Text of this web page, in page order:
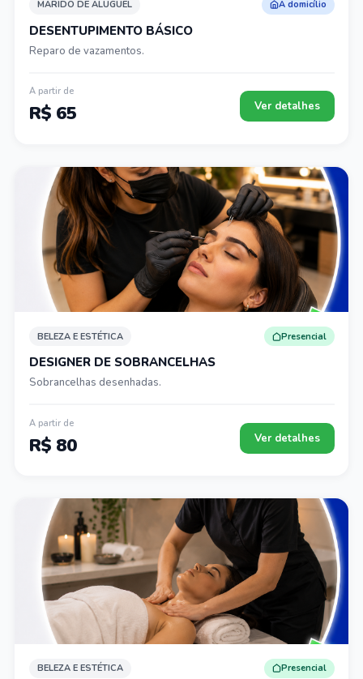
MARIDO DE ALUGUEL A domicílio
DESENTUPIMENTO BÁSICO
Reparo de vazamentos.
A partir de
R$ 65 Ver detalhes
BELEZA E ESTÉTICA Presencial
DESIGNER DE SOBRANCELHAS
Sobrancelhas desenhadas.
A partir de
R$ 80 Ver detalhes
BELEZA E ESTÉTICA Presencial